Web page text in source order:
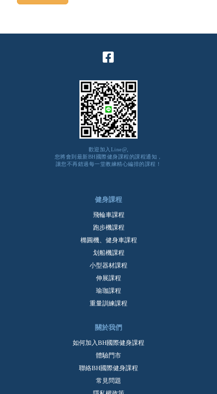
歡迎加入Line@,
您將會到最新BH國際健身課程的課程通知，
讓您不再錯過每一堂教練精心編排的課程！
健身課程
飛輪車課程
跑步機課程
橢圓機、健身車課程
划船機課程
小型器材課程
伸展課程
瑜珈課程
重量訓練課程
關於我們
如何加入BH國際健身課程
體驗門市
聯絡BH國際健身課程
常見問題